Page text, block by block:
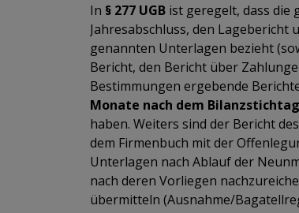
In § 277 UGB ist geregelt, dass die
Jahresabschluss, den
genannten Unterlagen bezieht
Bericht, den Bericht über
Bestimmungen ergebende
Monate nach dem Bilanzstichtag
haben. Weiters sind der Bericht
dem Firmenbuch mit der
Unterlagen nach Ablauf der
nach deren Vorliegen
übermitteln (Ausnahme/